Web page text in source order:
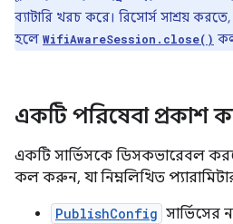
ব্যাটারি খরচ করে। রিসোর্স সাশ্রয়
হলে WifiAwareSession.close()
একটি পরিষেবা প্রকাশ
একটি সার্ভিসকে ডিসকভারেবল
কল করুন, যা নিম্নলিখিত
PublishConfig সার্ভিসের